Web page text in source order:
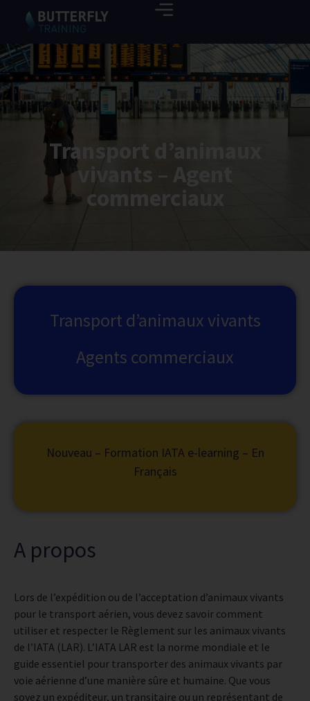
Transport d’animaux
vivants – Agent
commerciaux
Transport d’animaux vivants
Agents commerciaux
Nouveau – Formation IATA e-learning – En
Français
A propos
Lors de l’expédition ou de l’acceptation d’animaux vivants
pour le transport aérien, vous devez savoir comment
utiliser et respecter le Règlement sur les animaux vivants
de l’IATA (LAR). L’IATA LAR est la norme mondiale et le
guide essentiel pour transporter des animaux vivants par
voie aérienne d’une manière sûre et humaine. Que vous
soyez un expéditeur, un transitaire ou un représentant de